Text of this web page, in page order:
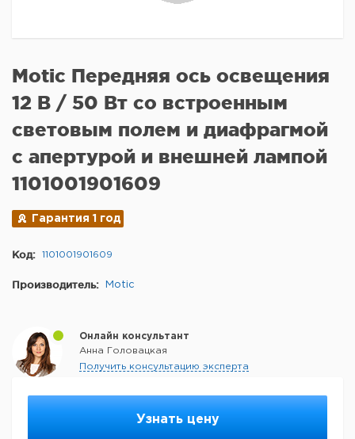
Узнать цену
Motic Передняя ось освещения
12 В / 50 Вт со встроенным
световым полем и диафрагмой
с апертурой и внешней лампой
1101001901609
Гарантия 1 год
Код: 1101001901609
Производитель: Motic
Онлайн консультант
Анна Головацкая
Получить консультацию эксперта